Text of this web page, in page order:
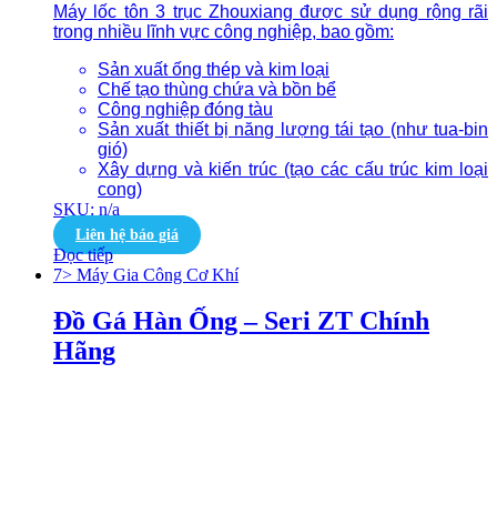
Máy lốc tôn 3 trục Zhouxiang được sử dụng rộng rãi
trong nhiều lĩnh vực công nghiệp, bao gồm:
Sản xuất ống thép và kim loại
Chế tạo thùng chứa và bồn bể
Công nghiệp đóng tàu
Sản xuất thiết bị năng lượng tái tạo (như tua-bin
gió)
Xây dựng và kiến trúc (tạo các cấu trúc kim loại
cong)
SKU: n/a
Liên hệ báo giá
Đọc tiếp
7> Máy Gia Công Cơ Khí
Đồ Gá Hàn Ống – Seri ZT Chính
Hãng